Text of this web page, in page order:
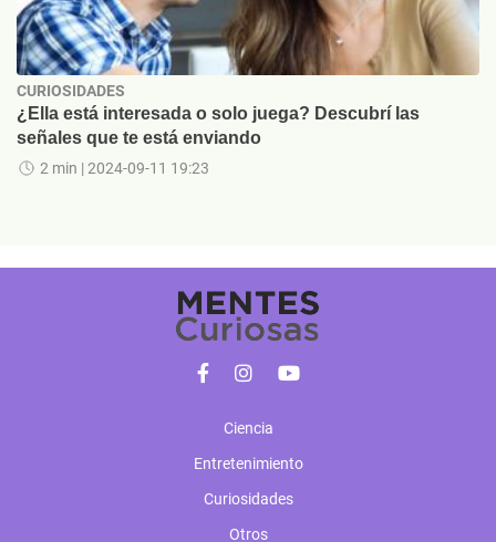
CURIOSIDADES
¿Ella está interesada o solo juega? Descubrí las
señales que te está enviando
2 min | 2024-09-11 19:23
Ciencia
Entretenimiento
Curiosidades
Otros